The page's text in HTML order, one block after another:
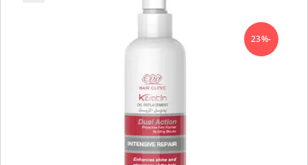
-23%